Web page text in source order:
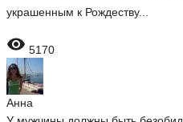
украшенным к Рождеству...
 5170
Анна